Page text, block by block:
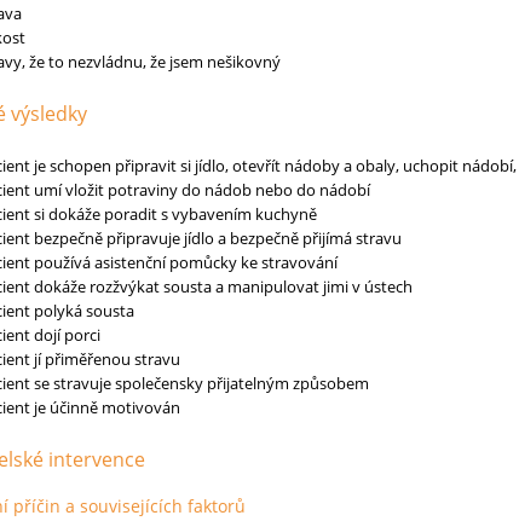
že to nezvládnu, že jsem nešikovný
výsledky
je schopen připravit si jídlo, otevřít nádoby a obaly, uchopit
umí vložit potraviny do nádob nebo do nádobí
si dokáže poradit s vybavením kuchyně
bezpečně připravuje jídlo a bezpečně přijímá stravu
používá asistenční pomůcky ke stravování
dokáže rozžvýkat sousta a manipulovat jimi v ústech
polyká sousta
dojí porci
jí přiměřenou stravu
se stravuje společensky přijatelným způsobem
je účinně motivován
intervence
příčin a souvisejících faktorů